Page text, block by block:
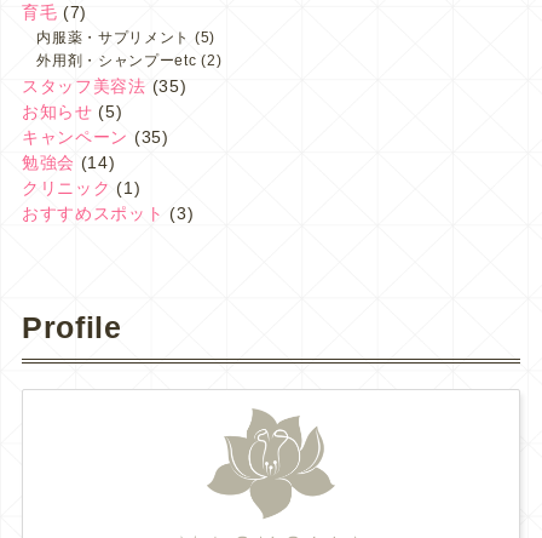
育毛 (7)
内服薬・サプリメント (5)
外用剤・シャンプーetc (2)
スタッフ美容法 (35)
お知らせ (5)
キャンペーン (35)
勉強会 (14)
クリニック (1)
おすすめスポット (3)
Profile